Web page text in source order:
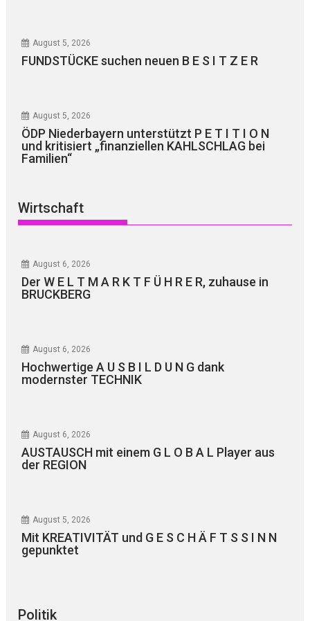
August 5, 2026
FUNDSTÜCKE suchen neuen B E S I T Z E R
August 5, 2026
ÖDP Niederbayern unterstützt P E T I T I O N
und kritisiert „finanziellen KAHLSCHLAG bei
Familien“
Wirtschaft
August 6, 2026
Der W E L T M A R K T F Ü H R E R, zuhause in
BRUCKBERG
August 6, 2026
Hochwertige A U S B I L D U N G dank
modernster TECHNIK
August 6, 2026
AUSTAUSCH mit einem G L O B A L Player aus
der REGION
August 5, 2026
Mit KREATIVITÄT und G E S C H Ä F T S S I N N
gepunktet
Politik